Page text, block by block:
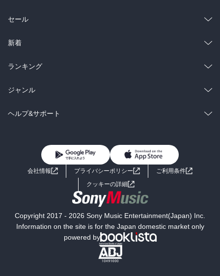
総合
ラノベ
雑誌・グラビア
BL・TL
セール
総合
ラノベ
雑誌・グラビア
BL・TL
新着
総合
ラノベ
雑誌・グラビア
ランキング
総合
ラノベ
ジャンル
コミック
ライトノベル 男子向けラノベ
小説
海外小説
ミステリー SF
文学
ヘルプ&サポート
よくあるご質問 お問い合わせ
会社情報 プライバシーポリシー
ご利用条件
クッキーの詳細
Copyright 2017 - 2026 Sony Music Entertainment(Japan) Inc.
Information on the site is for the Japan domestic market only
powered by